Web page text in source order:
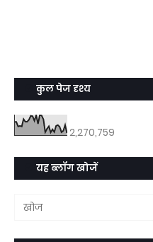
कुल पेज दृश्य
2,270,759
यह ब्लॉग खोजें